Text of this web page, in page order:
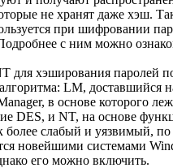
не хранят даже хэш.
при шифровании
с ним можно
для хэширования паролей
LM, доставшийся
в основе которого
DES, и NT, на основе
более слабый и уязвимый,
новейшими системами
его можно включить.